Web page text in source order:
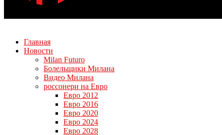
Главная
Новости
Milan Futuro
Болельщики Милана
Видео Милана
россонери на Евро
Евро 2012
Евро 2016
Евро 2020
Евро 2024
Евро 2028